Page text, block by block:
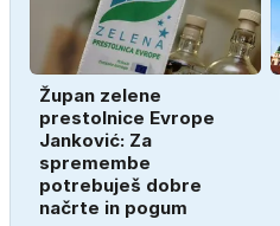
Župan zelene
prestolnice Evrope
Janković: Za
spremembe
potrebuješ dobre
načrte in pogum